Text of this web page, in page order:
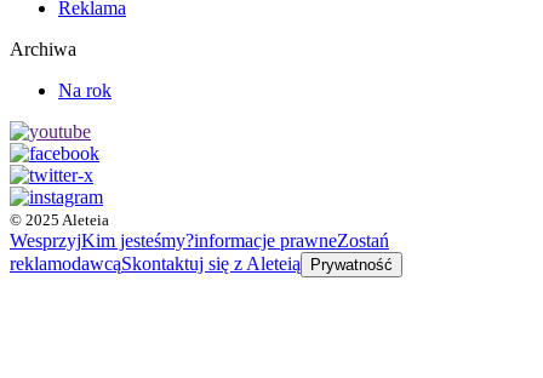
Reklama
Archiwa
Na rok
© 2025 Aleteia
WesprzyjKim jesteśmy?informacje prawneZostań
reklamodawcąSkontaktuj się z Aleteią Prywatność